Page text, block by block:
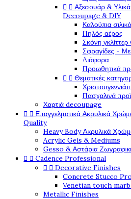
  Αξεσουάρ & Υλικά
Decoupage & DIY
Καλούπια
Πηλός αέρος
Σκόνη
Σφραγίδες -
Διάφορα
Προωθητικά
  Θεματικές
Πασχαλινά
Χαρτιά decoupage
  Επαγγελματικά Ακρυλικά
Quality
Heavy Body Ακρυλικά
Acrylic Gels & Mediums
Gesso & Αστάρια
  Cadence Professional
  Decorative Finishes
Concrete Stucco
Venetian touch
Metallic Finishes